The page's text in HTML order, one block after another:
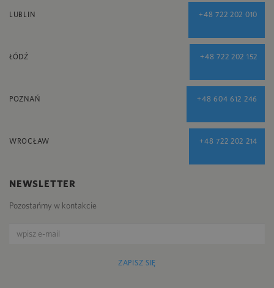
LUBLIN +48 722 202 010
ŁÓDŹ +48 722 202 152
POZNAŃ +48 604 612 246
WROCŁAW +48 722 202 214
NEWSLETTER
Pozostańmy w kontakcie
ZAPISZ SIĘ